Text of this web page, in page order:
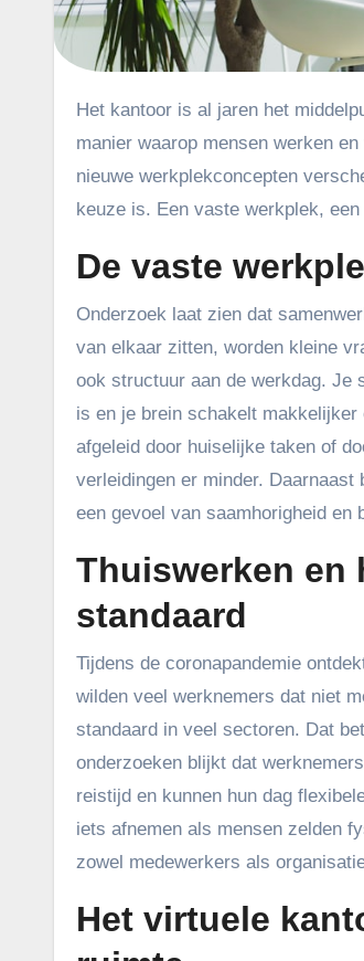
Het kantoor is al jaren het middelpunt van het werkende leven. Toch is er de afgelopen jaren veel veranderd in de
manier waarop mensen werken
nieuwe werkplekconcepten
keuze is. Een vaste werkplek,
De vaste
Onderzoek laat zien dat
van elkaar zitten, worden kleine
ook structuur aan de werkdag. Je
is en je brein schakelt
afgeleid door huiselijke taken of
verleidingen er minder.
een gevoel van saamhorigheid en
Thuiswerken en
standaard
Tijdens de coronapandemie
wilden veel werknemers dat niet
standaard in veel sectoren. Dat
onderzoeken blijkt dat
reistijd en kunnen hun dag
iets afnemen als mensen zelden
zowel medewerkers als
Het virtuele